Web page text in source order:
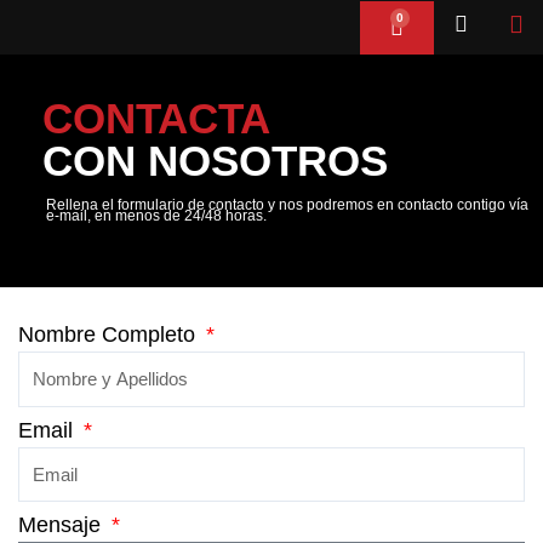
0
Cart
CONTACTA
CON NOSOTROS
Rellena el formulario de contacto y nos podremos en contacto contigo vía
e-mail, en menos de 24/48 horas.
Nombre Completo
Email
Mensaje